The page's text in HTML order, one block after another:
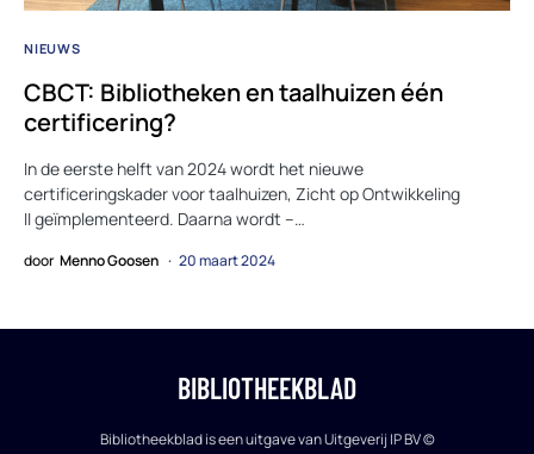
NIEUWS
CBCT: Bibliotheken en taalhuizen één
certificering?
In de eerste helft van 2024 wordt het nieuwe
certificeringskader voor taalhuizen, Zicht op Ontwikkeling
II geïmplementeerd. Daarna wordt –…
door Menno Goosen 20 maart 2024
BIBLIOTHEEKBLAD
Bibliotheekblad is een uitgave van Uitgeverij IP BV ©